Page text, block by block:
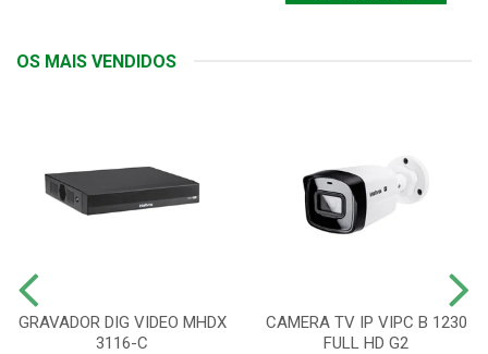
OS MAIS VENDIDOS
GRAVADOR DIG VIDEO MHDX
3116-C
CAMERA TV IP VIPC B 1230
FULL HD G2